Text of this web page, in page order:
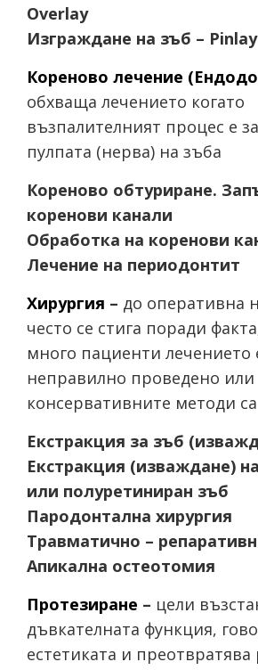
Overlay
Изграждане на зъб –
Кореново лечение
обхваща лечението когато
възпалителният процес е
пулпата (нерва) на зъба
Кореново обтуриране.
коренови канали
Обработка на коренови
Лечение на периодонтит
Хирургия – до оперативна
често се стига поради
много пациенти лечението
неправилно проведено или
консервативните методи
Екстракция за зъб
Екстракция (изваждане)
или полуретиниран зъб
Пародонтална хирургия
Травматично –
Апикална остеотомия
Протезиране – цели
дъвкателната функция,
естетиката и преотвратява